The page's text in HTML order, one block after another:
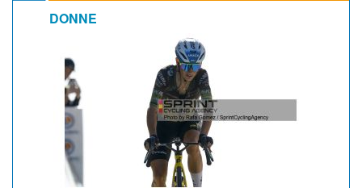
DONNE